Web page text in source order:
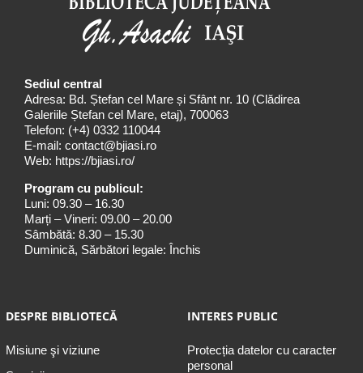
Sediul central
Adresa: Bd. Ștefan cel Mare și Sfânt nr. 10 (Clădirea
Galeriile Ștefan cel Mare, etaj), 700063
Telefon: (+4) 0332 110044
E-mail: contact@bjiasi.ro
Web: https://bjiasi.ro/
Program cu publicul:
Luni: 09.30 – 16.30
Marți – Vineri: 09.00 – 20.00
Sâmbătă: 8.30 – 15.30
Duminică, Sărbători legale: Închis
DESPRE BIBLIOTECĂ
Misiune şi viziune
INTERES PUBLIC
Protecția datelor cu caracter
personal